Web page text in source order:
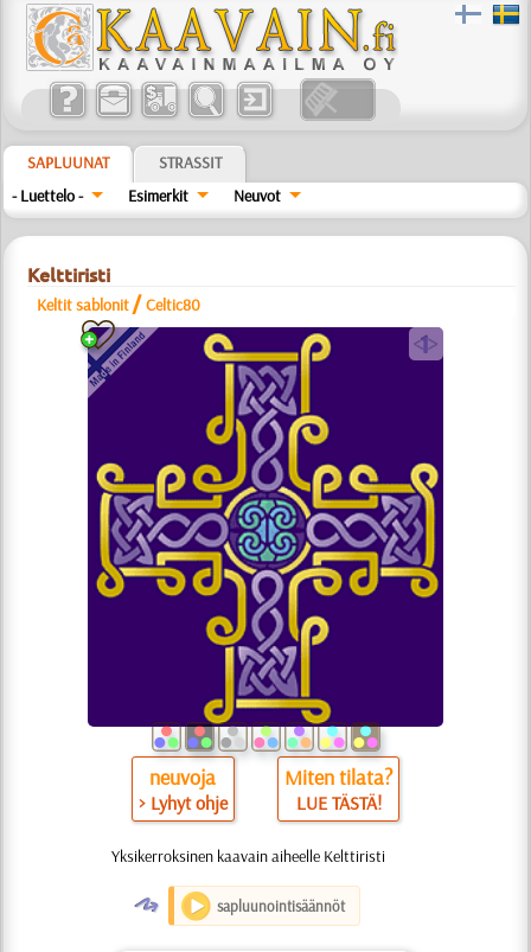
SAPLUUNAT
STRASSIT
- Luettelo -
Esimerkit Neuvot
Kelttiristi
Keltit sablonit /Celtic80
a
neuvoja
> Lyhyt ohje
Miten tilata?
LUE TÄSTÄ!
Yksikerroksinen kaavain aiheelle Kelttiristi
O sapluunointisäännöt